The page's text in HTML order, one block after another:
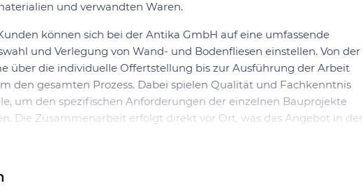
und verwandten Waren.
können sich bei der Antika GmbH auf eine umfassende
und Verlegung von Wand- und Bodenfliesen einstellen. Von der
über die individuelle Offertstellung bis zur Ausführung der Arbeit
den gesamten Prozess. Dabei spielen Qualität und Fachkenntnis
um den spezifischen Anforderungen der einzelnen Bauprojekte
Die Zusammenarbeit erfolgt direkt vor Ort, was das Angebot in der
sowohl private als auch gewerbliche Vorhaben mit keramischen